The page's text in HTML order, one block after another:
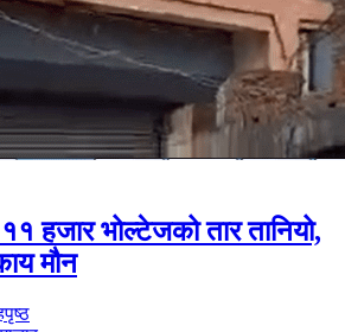
हजार भोल्टेजको तार तानियो,
मौन